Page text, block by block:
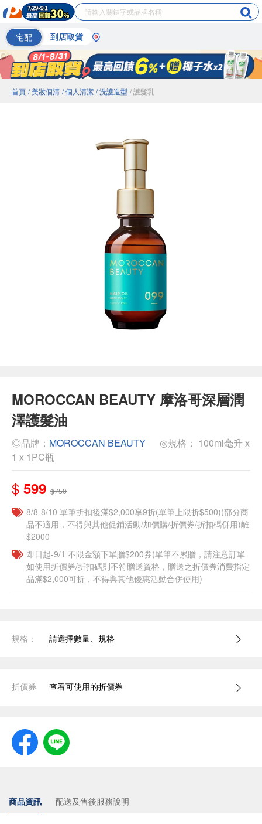
宅配 到店取貨
首頁 / 美妝個清 / 個人清潔 / 洗護造型 / 護髮乳
MOROCCAN BEAUTY 摩洛哥深層潤
澤護髮油
◎品牌： MOROCCAN BEAUTY
◎規格： 100ml毫升 x
1 x 1PC瓶
$ 599 $750
8/8-8/10 單筆折扣後滿$2,000享9折(單筆上限折$500)(部分商
品不適用，不得與其他促銷活動/加價購/折價券/折扣碼併用)離
$2000
即日起-9/1 不限金額下單贈$200券(單筆不累贈，請注意訂單
如使用折價券/折扣碼則不符贈送資格，贈送之折價券消費指定
品滿$2,000可折，不得與其他優惠活動合併使用)
規格： 請選擇數量、規格
折價券 查看可使用的折價券
商品資訊 配送及售後服務說明